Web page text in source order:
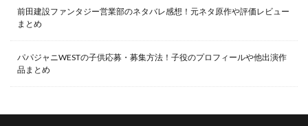
前田建設ファンタジー営業部のネタバレ感想！元ネタ原作や評価レビュー
まとめ
パパジャニWESTの子供応募・募集方法！子役のプロフィールや他出演作
品まとめ